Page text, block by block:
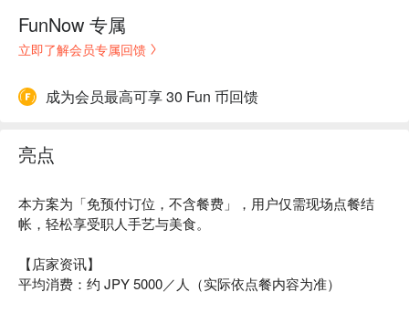
FunNow 专属
立即了解会员专属回馈
成为会员最高可享 30 Fun 币回馈
亮点
本方案为「免预付订位，不含餐费」，用户仅需现场点餐结
帐，轻松享受职人手艺与美食。
【店家资讯】
平均消费：约 JPY 5000／人（实际依点餐内容为准）